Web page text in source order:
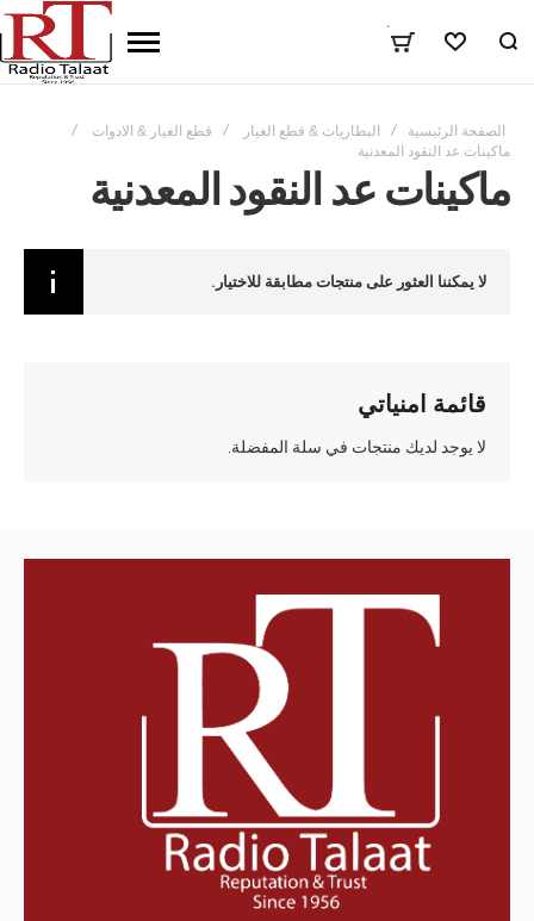
المفضلة
٠
الصفحة الرئيسية البطاريات & قطع الغيار
قطع الغيار & الادوات
ماكينات عد النقود المعدنية
ماكينات عد النقود المعدنية
لا يمكننا العثور على منتجات مطابقة للاختيار.
قائمة امنياتي
لا يوجد لديك منتجات في سلة المفضلة.